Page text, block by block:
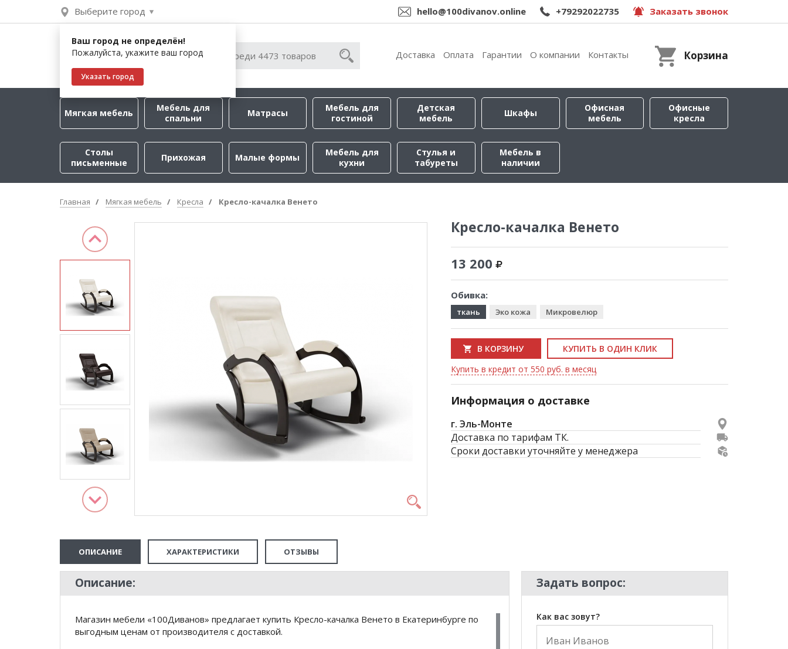
Выберите город
Ваш город не определён!
Пожалуйста, укажите ваш город
Указать город
hello@100divanov.online +79292022735 Заказать звонок
Доставка Оплата Гарантии О компании Контакты Корзина
Мягкая мебель
Мебель для
спальни
Матрасы
Мебель для
гостиной
Детская
мебель
Шкафы
Офисная
мебель
Офисные
кресла
Столы
письменные
Прихожая Малые формы
Мебель для
кухни
Стулья и
табуреты
Мебель в
наличии
Главная Мягкая мебель Кресла Кресло-качалка Венето
Кресло-качалка Венето
13 200
Обивка:
ткань Эко кожа Микровелюр
В КОРЗИНУ
КУПИТЬ В ОДИН КЛИК
Купить в кредит от 550 руб. в месяц
Информация о доставке
г. Эль-Монте
Доставка по тарифам ТК.
Сроки доставки уточняйте у менеджера
ОПИСАНИЕ ХАРАКТЕРИСТИКИ ОТЗЫВЫ
Описание:
Магазин мебели «100Диванов» предлагает купить Кресло-качалка Венето в Екатеринбурге по
выгодным ценам от производителя с доставкой.
Задать вопрос:
Как вас зовут?